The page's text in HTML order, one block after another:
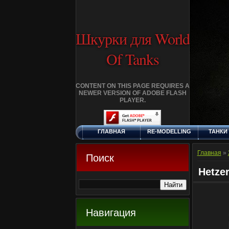
Шкурки для World
Of Tanks
CONTENT ON THIS PAGE REQUIRES A
NEWER VERSION OF ADOBE FLASH
PLAYER.
ПЯТНИЦА, 7.8.2026
ГЛАВНАЯ RE-MODELLING ТАНКИ
ДОБАВИТЬ
КЛАНЫ
Поиск
Навигация
Главная »